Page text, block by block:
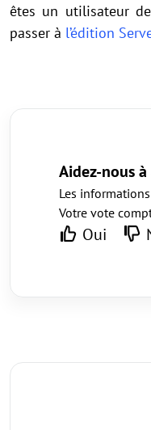
êtes un utilisateur
passer à l’édition
Aidez-nous
Les
Votre vote
Oui